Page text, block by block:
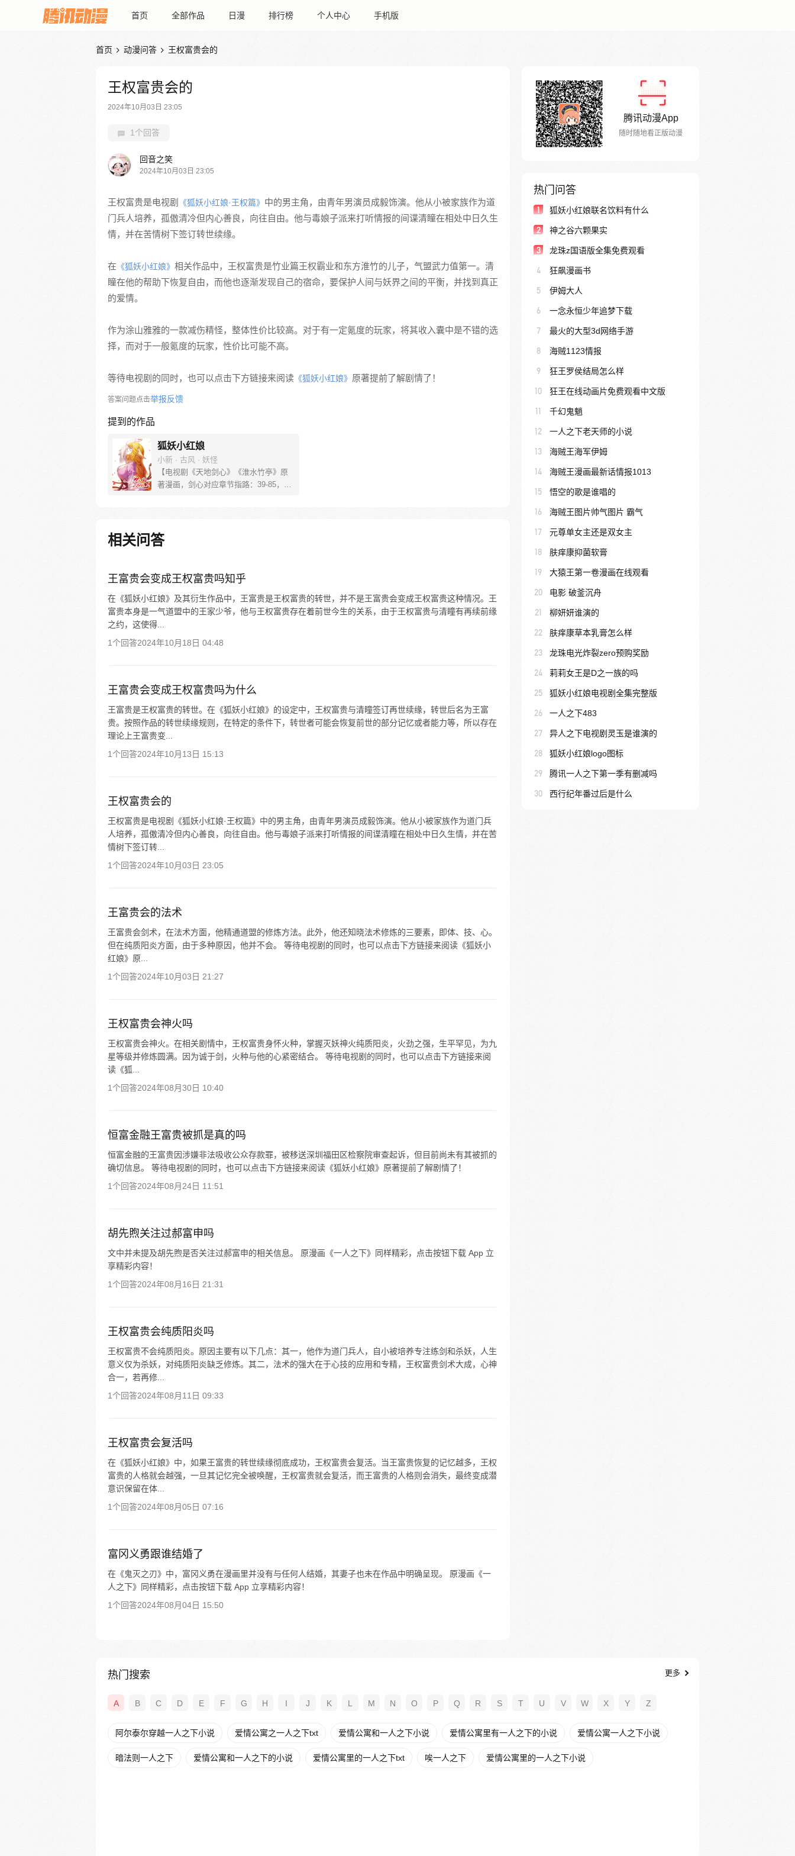
首页 全部作品 日漫 排行榜 个人中心 手机版
首页  动漫问答  王权富贵会的
王权富贵会的
2024年10月03日 23:05
1个回答
回音之笑
2024年10月03日 23:05
王权富贵是电视剧 《狐妖小红娘·王权篇》 中的男主角，由青年男演员成毅饰演。他从小被家族作为道
门兵人培养，孤傲清冷但内心善良，向往自由。他与毒娘子派来打听情报的间谍清瞳在相处中日久生
情，并在苦情树下签订转世续缘。
在 《狐妖小红娘》 相关作品中，王权富贵是竹业篇王权霸业和东方淮竹的儿子，气盟武力值第一。清
瞳在他的帮助下恢复自由，而他也逐渐发现自己的宿命，要保护人间与妖界之间的平衡，并找到真正
的爱情。
作为涂山雅雅的一款减伤精怪，整体性价比较高。对于有一定氪度的玩家，将其收入囊中是不错的选
择，而对于一般氪度的玩家，性价比可能不高。
等待电视剧的同时，也可以点击下方链接来阅读 《狐妖小红娘》 原著提前了解剧情了！
答案问题点击举报反馈
提到的作品
狐妖小红娘
小新 · 古风 · 妖怪
【电视剧《天地剑心》《淮水竹亭》原
著漫画，剑心对应章节指路：39-85，淮
新。）
相关问答
王富贵会变成王权富贵吗知乎
在《狐妖小红娘》及其衍生作品中，王富贵是王权富贵的转世，并不是王富贵会变成王权富贵这种情况。王
富贵本身是一气道盟中的王家少爷，他与王权富贵存在着前世今生的关系，由于王权富贵与清瞳有再续前缘
之约，这使得...
1个回答2024年10月18日 04:48
王富贵会变成王权富贵吗为什么
王富贵是王权富贵的转世。在《狐妖小红娘》的设定中，王权富贵与清瞳签订再世续缘，转世后名为王富
贵。按照作品的转世续缘规则，在特定的条件下，转世者可能会恢复前世的部分记忆或者能力等，所以存在
理论上王富贵变...
1个回答2024年10月13日 15:13
王权富贵会的
王权富贵是电视剧《狐妖小红娘·王权篇》中的男主角，由青年男演员成毅饰演。他从小被家族作为道门兵
人培养，孤傲清冷但内心善良，向往自由。他与毒娘子派来打听情报的间谍清瞳在相处中日久生情，并在苦
情树下签订转...
1个回答2024年10月03日 23:05
王富贵会的法术
王富贵会剑术，在法术方面，他精通道盟的修炼方法。此外，他还知晓法术修炼的三要素，即体、技、心。
但在纯质阳炎方面，由于多种原因，他并不会。 等待电视剧的同时，也可以点击下方链接来阅读《狐妖小
红娘》原...
1个回答2024年10月03日 21:27
王权富贵会神火吗
王权富贵会神火。在相关剧情中，王权富贵身怀火种，掌握灭妖神火纯质阳炎，火劲之强，生平罕见，为九
星等级并修炼圆满。因为诚于剑，火种与他的心紧密结合。 等待电视剧的同时，也可以点击下方链接来阅
读《狐...
1个回答2024年08月30日 10:40
恒富金融王富贵被抓是真的吗
恒富金融的王富贵因涉嫌非法吸收公众存款罪，被移送深圳福田区检察院审查起诉，但目前尚未有其被抓的
确切信息。 等待电视剧的同时，也可以点击下方链接来阅读《狐妖小红娘》原著提前了解剧情了！
1个回答2024年08月24日 11:51
胡先煦关注过郝富申吗
文中并未提及胡先煦是否关注过郝富申的相关信息。 原漫画《一人之下》同样精彩，点击按钮下载 App 立
享精彩内容！
1个回答2024年08月16日 21:31
王权富贵会纯质阳炎吗
王权富贵不会纯质阳炎。原因主要有以下几点：其一，他作为道门兵人，自小被培养专注练剑和杀妖，人生
意义仅为杀妖，对纯质阳炎缺乏修炼。其二，法术的强大在于心技的应用和专精，王权富贵剑术大成，心神
合一，若再修...
1个回答2024年08月11日 09:33
王权富贵会复活吗
在《狐妖小红娘》中，如果王富贵的转世续缘彻底成功，王权富贵会复活。当王富贵恢复的记忆越多，王权
富贵的人格就会越强，一旦其记忆完全被唤醒，王权富贵就会复活，而王富贵的人格则会消失，最终变成潜
意识保留在体...
1个回答2024年08月05日 07:16
富冈义勇跟谁结婚了
在《鬼灭之刃》中，富冈义勇在漫画里并没有与任何人结婚，其妻子也未在作品中明确呈现。 原漫画《一
人之下》同样精彩，点击按钮下载 App 立享精彩内容！
1个回答2024年08月04日 15:50
腾讯动漫App
随时随地看正版动漫
热门问答
1 狐妖小红娘联名饮料有什么
2 神之谷六颗果实
3 龙珠z国语版全集免费观看
4 狂飙漫画书
5 伊姆大人
6 一念永恒少年追梦下载
7 最火的大型3d网络手游
8 海贼1123情报
9 狂王罗侯结局怎么样
10 狂王在线动画片免费观看中文版
11 千幻鬼魈
12 一人之下老天师的小说
13 海贼王海军伊姆
14 海贼王漫画最新话情报1013
15 悟空的歌是谁唱的
16 海贼王图片帅气图片 霸气
17 元尊单女主还是双女主
18 肤痒康抑菌软膏
19 大猿王第一卷漫画在线观看
20 电影 破釜沉舟
21 柳妍妍谁演的
22 肤痒康草本乳膏怎么样
23 龙珠电光炸裂zero预购奖励
24 莉莉女王是D之一族的吗
25 狐妖小红娘电视剧全集完整版
26 一人之下483
27 异人之下电视剧灵玉是谁演的
28 狐妖小红娘logo图标
29 腾讯一人之下第一季有删减吗
30 西行纪年番过后是什么
热门搜索 更多
A B C D E F G H I J K L M N O P Q R S T U V W X Y Z
阿尔泰尔穿越一人之下小说 爱情公寓之一人之下txt 爱情公寓和一人之下小说 爱情公寓里有一人之下的小说 爱情公寓一人之下小说
暗法则一人之下 爱情公寓和一人之下的小说 爱情公寓里的一人之下txt 唉一人之下 爱情公寓里的一人之下小说